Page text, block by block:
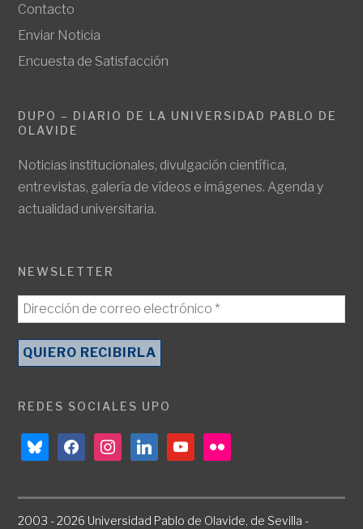
Contacto
Enviar Noticia
Encuesta de Satisfacción
DUPO – DIARIO DE LA UNIVERSIDAD PABLO DE
OLAVIDE
Noticias institucionales, divulgación científica,
entrevistas, galería de vídeos e imágenes. Agenda y
actualidad universitaria.
NEWSLETTER
REDES SOCIALES UPO
blueskyfacebookinstagramlinkedinyoutubeflickr
2003 - 2026 Universidad Pablo de Olavide, de Sevilla -